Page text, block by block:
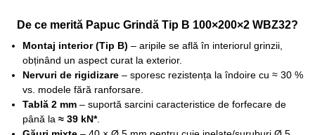
De ce merită Papuc Grindă Tip B 100×200×2 WBZ32?
Montaj interior (Tip B) – aripile se află în interiorul grinzii,
obținând un aspect curat la exterior.
Nervuri de rigidizare– sporesc rezistența la îndoire cu ≈ 30 %
vs. modele fără ranforsare.
Tablă 2 mm– suportă sarcini caracteristice de forfecare de
până la ≈ 39 kN*.